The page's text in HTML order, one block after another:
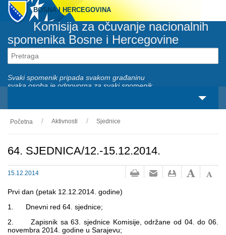
BOSNA I HERCEGOVINA
Komisija za očuvanje nacionalnih
spomenika Bosne i Hercegovine
Svaki spomenik pripada svakom građaninu
svaka osoba je odgovorna za svaki spomenik
O nama
Aktivnosti
Nacionalni spomenici
Početna Aktivnosti Sjednice
64. SJEDNICA/12.-15.12.2014.
15.12.2014
Prvi dan (petak 12.12.2014. godine)
1. Dnevni red 64. sjednice;
2. Zapisnik sa 63. sjednice Komisije, održane od 04. do 06.
novembra 2014. godine u Sarajevu;